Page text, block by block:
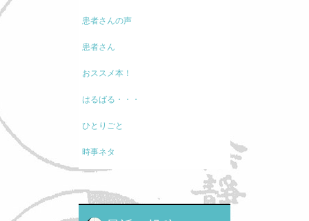
患者さんの声
患者さん
おススメ本！
はるばる・・・
ひとりごと
時事ネタ
現代医療に関して